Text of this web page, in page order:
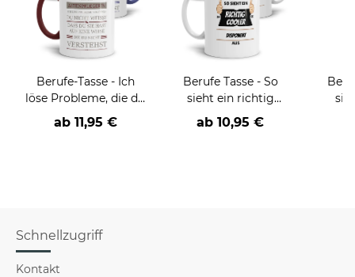
Berufe-Tasse - Ich
löse Probleme, die du
nicht verstehst -
verschiedene Berufe
ab 11,95 €
Berufe Tasse - So
sieht ein richtig
cooler -BERUF- aus
ab 10,95 €
Schnellzugriff
Kontakt